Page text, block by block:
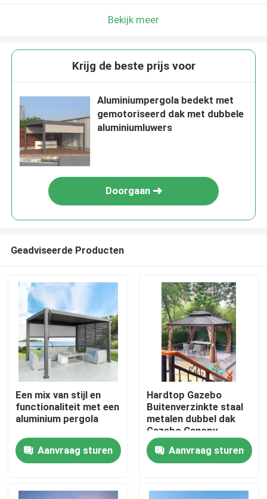
Bekijk meer
Krijg de beste prijs voor
Aluminiumpergola bedekt met
gemotoriseerd dak met dubbele
aluminiumluwers
Doorgaan
Geadviseerde Producten
Een mix van stijl en
functionaliteit met een
aluminium pergola
Aanvraag sturen
Hardtop Gazebo
Buitenverzinkte staal
metalen dubbel dak
Gazebo Canopy
Aanvraag sturen